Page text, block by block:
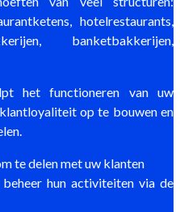
hotelrestaurants,
banketbakkerijen,
het functioneren van uw
op te bouwen en
te delen met uw klanten
hun activiteiten via de